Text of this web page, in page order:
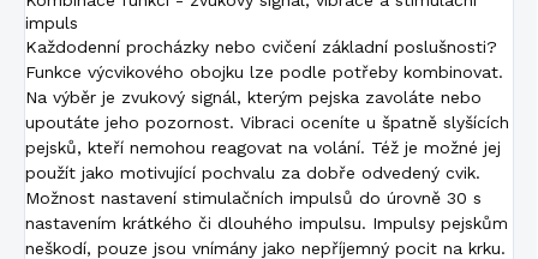
impuls
Každodenní procházky nebo cvičení základní poslušnosti?
Funkce výcvikového obojku lze podle potřeby kombinovat.
Na výběr je zvukový signál, kterým pejska zavoláte nebo
upoutáte jeho pozornost. Vibraci oceníte u špatně slyšících
pejsků, kteří nemohou reagovat na volání. Též je možné jej
použít jako motivující pochvalu za dobře odvedený cvik.
Možnost nastavení stimulačních impulsů do úrovně 30 s
nastavením krátkého či dlouhého impulsu. Impulsy pejskům
neškodí, pouze jsou vnímány jako nepříjemný pocit na krku.